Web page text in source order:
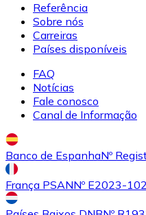
XRP
Ver tudo
Cupons cripto
Referência
Sobre nós
Carreiras
Países disponíveis
FAQ
Notícias
Fale conosco
Canal de Informação
Banco de EspanhaNº
França PSANNº E2023-102